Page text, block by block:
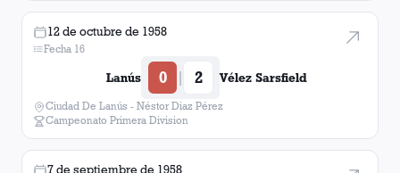
12 de octubre de 1958
Fecha 16
Lanús 0 | 2 Vélez Sarsfield
Ciudad De Lanús - Néstor Diaz Pérez
Campeonato Primera Division
7 de septiembre de 1958